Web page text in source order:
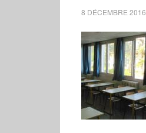
8 DÉCEMBRE 2016